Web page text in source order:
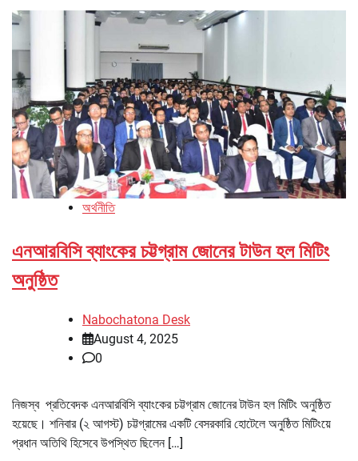
অর্থনীতি
এনআরবিসি ব্যাংকের চট্টগ্রাম জোনের টাউন হল মিটিং
অনুষ্ঠিত
Nabochatona Desk
August 4, 2025
0
নিজস্ব প্রতিবেদক এনআরবিসি ব্যাংকের চট্টগ্রাম জোনের টাউন হল মিটিং অনুষ্ঠিত
হয়েছে। শনিবার (২ আগস্ট) চট্টগ্রামের একটি বেসরকারি হোটেলে অনুষ্ঠিত মিটিংয়ে
প্রধান অতিথি হিসেবে উপস্থিত ছিলেন […]